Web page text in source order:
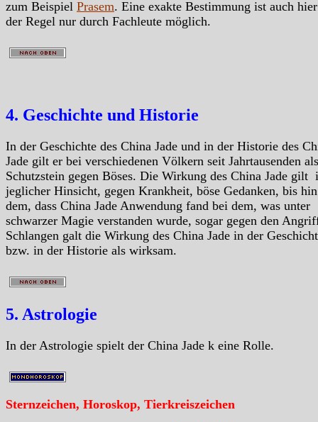
zum Beispiel Prasem. Eine exakte Bestimmung ist auch
der Regel nur durch Fachleute möglich.
4. Geschichte und Historie
In der Geschichte des China Jade und in der Historie des
Jade gilt er bei verschiedenen Völkern seit Jahrtausenden als
Schutzstein gegen Böses. Die Wirkung des China Jade gilt
jeglicher Hinsicht, gegen Krankheit, böse Gedanken, bis
dem, dass China Jade Anwendung fand bei dem, was unter
schwarzer Magie verstanden wurde, sogar gegen den
Schlangen galt die Wirkung des China Jade in der
bzw. in der Historie als wirksam.
5. Astrologie
In der Astrologie spielt der China Jade k eine Rolle.
Sternzeichen, Horoskop, Tierkreiszeichen